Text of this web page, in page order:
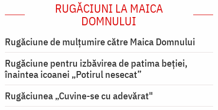
RUGĂCIUNI LA MAICA
DOMNULUI
Rugăciune de mulţumire către Maica Domnului
Rugăciune pentru izbăvirea de patima beției,
înaintea icoanei „Potirul nesecat”
Rugăciunea „Cuvine-se cu adevărat"